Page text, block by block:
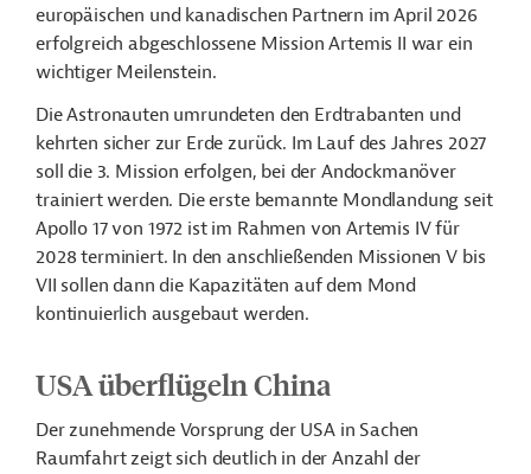
europäischen und kanadischen Partnern im April 2026
erfolgreich abgeschlossene Mission Artemis II war ein
wichtiger Meilenstein.
Die Astronauten umrundeten den Erdtrabanten und
kehrten sicher zur Erde zurück. Im Lauf des Jahres 2027
soll die 3. Mission erfolgen, bei der Andockmanöver
trainiert werden. Die erste bemannte Mondlandung seit
Apollo 17 von 1972 ist im Rahmen von Artemis IV für
2028 terminiert. In den anschließenden Missionen V bis
VII sollen dann die Kapazitäten auf dem Mond
kontinuierlich ausgebaut werden.
USA überflügeln China
Der zunehmende Vorsprung der USA in Sachen
Raumfahrt zeigt sich deutlich in der Anzahl der